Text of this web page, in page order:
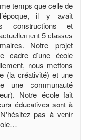
temps que celle de
il y avait
constructions et
5 classes
Notre projet
cadre d’une école
nous mettons
(la créativité) et une
une communauté
Notre école fait
éducatives sont à
pas à venir